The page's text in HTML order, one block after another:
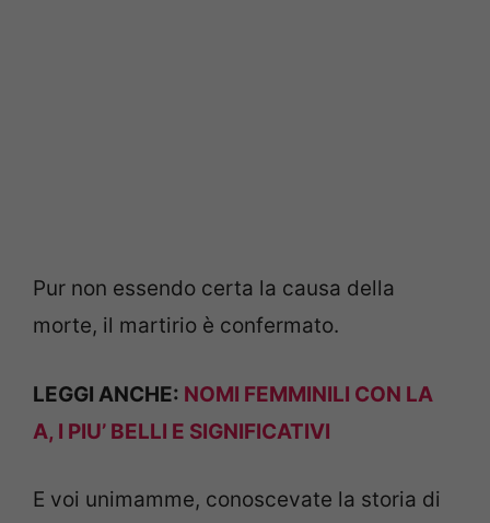
Pur non essendo certa la causa della
morte, il martirio è confermato.
LEGGI ANCHE: NOMI FEMMINILI CON LA
A, I PIU’ BELLI E SIGNIFICATIVI
E voi unimamme, conoscevate la storia di